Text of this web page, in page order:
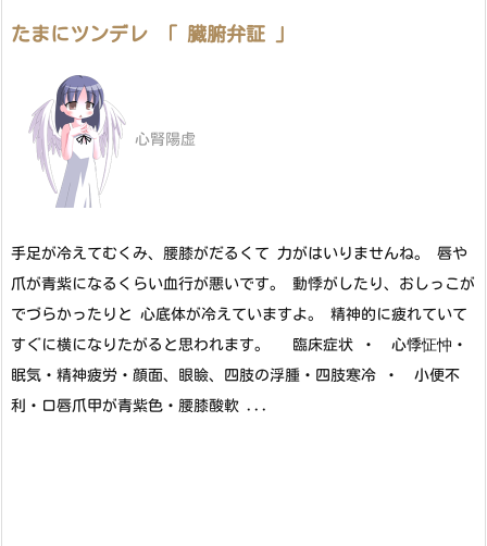
たまにツンデレ 「 臓腑弁証 」
心腎陽虚
手足が冷えてむくみ、腰膝がだるくて 力がはいりませんね。 唇や
爪が青紫になるくらい血行が悪いです。 動悸がしたり、おしっこが
でづらかったりと 心底体が冷えていますよ。 精神的に疲れていて
すぐに横になりたがると思われます。 臨床症状 ・ 心悸怔忡・
眠気・精神疲労・顔面、眼瞼、四肢の浮腫・四肢寒冷 ・ 小便不
利・口唇爪甲が青紫色・腰膝酸軟 ...